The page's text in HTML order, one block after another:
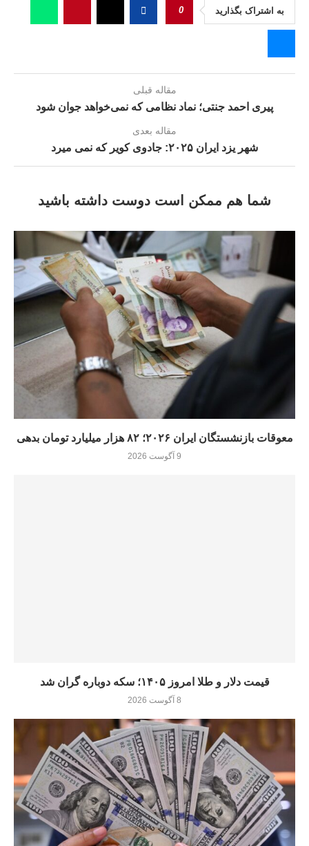
به اشتراک بگذارید 0
مقاله قبلی
پیری احمد جنتی؛ نماد نظامی که نمی‌خواهد جوان شود
مقاله بعدی
شهر یزد ایران ۲۰۲۵: جادوی کویر که نمی‌ میرد
شما هم ممکن است دوست داشته باشید
معوقات بازنشستگان ایران ۲۰۲۶؛ ۸۲ هزار میلیارد تومان بدهی
9 آگوست 2026
قیمت دلار و طلا امروز ۱۴۰۵؛ سکه دوباره گران شد
8 آگوست 2026